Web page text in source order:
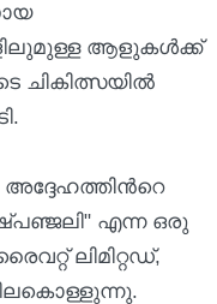
ആളുകൾക്ക്
ചികിത്സയിൽ
എന്ന ഒരു
ലിമിറ്റഡ്,